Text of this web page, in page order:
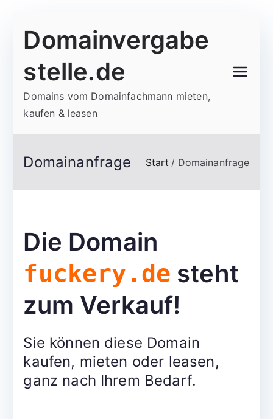
Inhalt
Domainvergabe
stelle.de
Domains vom Domainfachmann mieten,
kaufen & leasen
Domainanfrage Start Domainanfrage
Die Domain
fuckery.de steht
zum Verkauf!
Sie können diese Domain
kaufen, mieten oder leasen,
ganz nach Ihrem Bedarf.